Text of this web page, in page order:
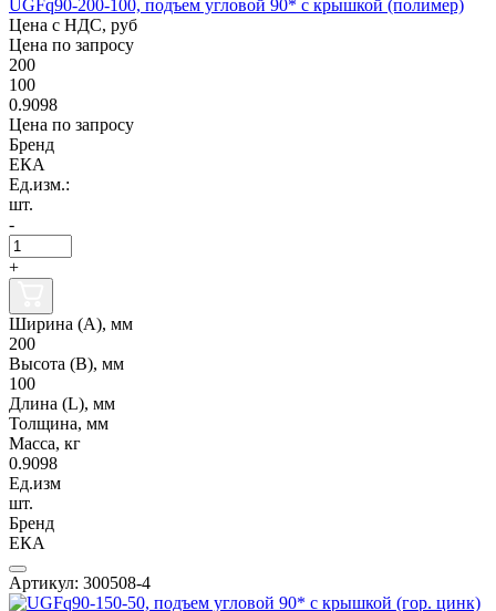
UGFq90-200-100, подъем угловой 90* с крышкой (полимер)
Цена с НДС, руб
Цена по запросу
200
100
0.9098
Цена по запросу
Бренд
ЕКА
Ед.изм.:
шт.
-
+
Ширина (А), мм
200
Высота (В), мм
100
Длина (L), мм
Толщина, мм
Масса, кг
0.9098
Ед.изм
шт.
Бренд
ЕКА
Артикул: 300508-4